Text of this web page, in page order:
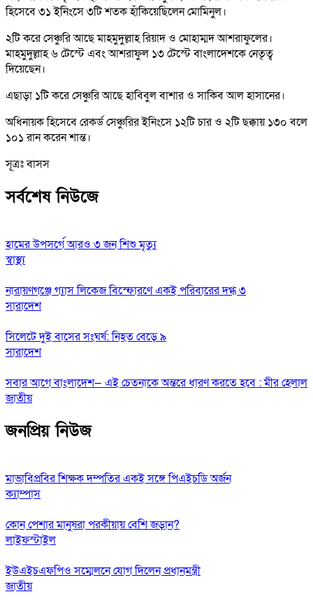
হিসেবে ৩১ ইনিংসে ৩টি শতক হাঁকিয়েছিলেন মোমিনুল।
২টি করে সেঞ্চুরি আছে মাহমুদুল্লাহ রিয়াদ ও মোহাম্মদ আশরাফুলের।
মাহমুদুল্লাহ ৬ টেস্টে এবং আশরাফুল ১৩ টেস্টে বাংলাদেশকে নেতৃত্ব
দিয়েছেন।
এছাড়া ১টি করে সেঞ্চুরি আছে হাবিবুল বাশার ও সাকিব আল হাসানের।
অধিনায়ক হিসেবে রেকর্ড সেঞ্চুরির ইনিংসে ১২টি চার ও ২টি ছক্কায় ১৩০ বলে
১০১ রান করেন শান্ত।
সূত্রঃ বাসস
সর্বশেষ নিউজে
হামের উপসর্গে আরও ৩ জন শিশু মৃত্যু
স্বাস্থ্য
নারায়ণগঞ্জে গ্যাস লিকেজ বিস্ফোরণে একই পরিবারের দগ্ধ ৩
সারাদেশ
সিলেটে দুই বাসের সংঘর্ষ: নিহত বেড়ে ৯
সারাদেশ
সবার আগে বাংলাদেশ— এই চেতনাকে অন্তরে ধারণ করতে হবে : মীর হেলাল
জাতীয়
জনপ্রিয় নিউজ
মাভাবিপ্রবির শিক্ষক দম্পতির একই সঙ্গে পিএইচডি অর্জন
ক্যাম্পাস
কোন পেশার মানুষরা পরকীয়ায় বেশি জড়ান?
লাইফস্টাইল
ইউএইচএফপিও সম্মেলনে যোগ দিলেন প্রধানমন্ত্রী
জাতীয়